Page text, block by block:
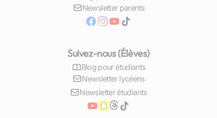
L'anglais, en tant que langue internationale
principale, est également crucial. Maîtriser cette
langue ouvre des portes sur le plan international
supérieures et les carrières professionnelles.
Les cours particuliers en anglais à Chalon-sur-
Saône mettent l'accent sur la lecture, l'écriture,
l'écoute et la parole, fournissant aux élèves les
outils nécessairespour exceller dans un
environnement globalisé.
Newsletter parents
Suivez-nous (Élèves)
Blog pour étudiants
Newsletter lycéens
Newsletter étudiants